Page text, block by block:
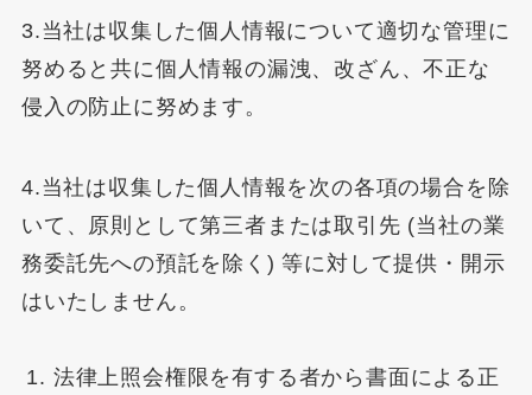
3.当社は収集した個人情報について適切な管理に
努めると共に個人情報の漏洩、改ざん、不正な
侵入の防止に努めます。
4.当社は収集した個人情報を次の各項の場合を除
いて、原則として第三者または取引先 (当社の業
務委託先への預託を除く) 等に対して提供・開示
はいたしません。
法律上照会権限を有する者から書面による正